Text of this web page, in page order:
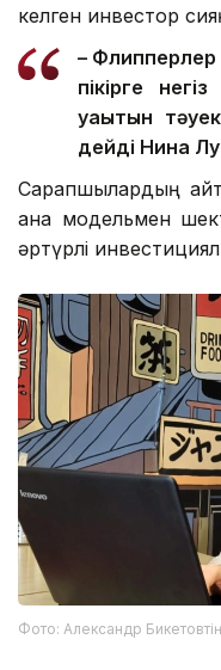
келген инвестор
– Флипперлер
пікірге
уақытын
дейді Нина
Сарапшылардың
ғана модельмен
әртүрлі
Фото: Александр